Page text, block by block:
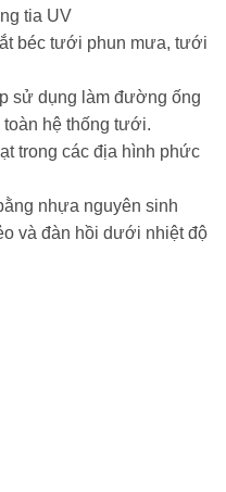
tia UV
béc tưới phun mưa, tưới
sử dụng làm đường ống
hệ thống tưới.
trong các địa hình phức
nhựa nguyên sinh
và đàn hồi dưới nhiệt độ